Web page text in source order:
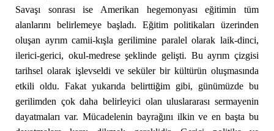
Savaşı sonrası ise Amerikan hegemonyası eğitimin tüm
alanlarını belirlemeye başladı. Eğitim politikaları üzerinden
oluşan ayrım camii-kışla gerilimine paralel olarak laik-dinci,
ilerici-gerici, okul-medrese şeklinde gelişti. Bu ayrım çizgisi
tarihsel olarak işlevseldi ve seküler bir kültürün oluşmasında
etkili oldu. Fakat yukarıda belirttiğim gibi, günümüzde bu
gerilimden çok daha belirleyici olan uluslararası sermayenin
dayatmaları var. Mücadelenin bayrağını ilkin ve en başta bu